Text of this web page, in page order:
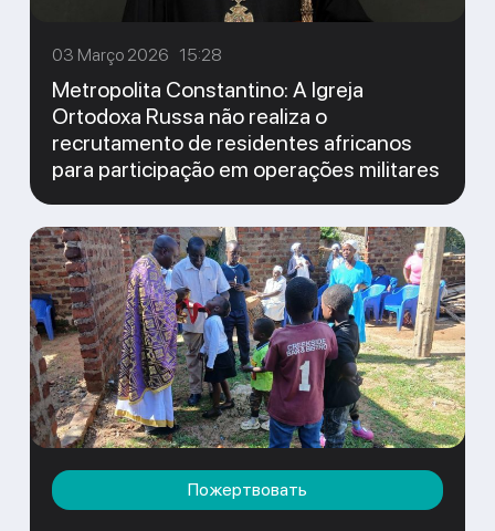
03 Março 2026 15:28
Metropolita Constantino: A Igreja
Ortodoxa Russa não realiza o
recrutamento de residentes africanos
para participação em operações militares
Пожертвовать